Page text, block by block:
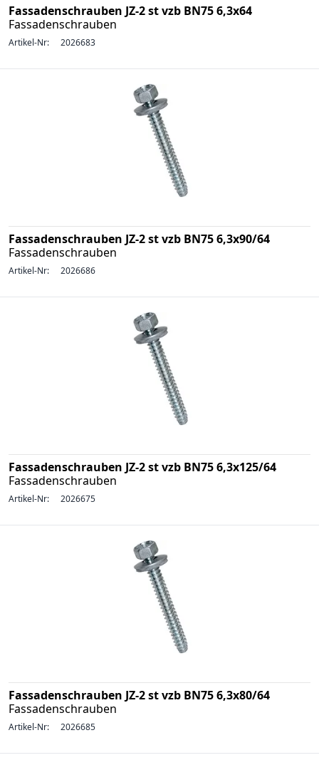
Fassadenschrauben JZ-2 st vzb BN75 6,3x64
Fassadenschrauben
Artikel-Nr: 2026683
Fassadenschrauben JZ-2 st vzb BN75 6,3x90/64
Fassadenschrauben
Artikel-Nr: 2026686
Fassadenschrauben JZ-2 st vzb BN75 6,3x125/64
Fassadenschrauben
Artikel-Nr: 2026675
Fassadenschrauben JZ-2 st vzb BN75 6,3x80/64
Fassadenschrauben
Artikel-Nr: 2026685